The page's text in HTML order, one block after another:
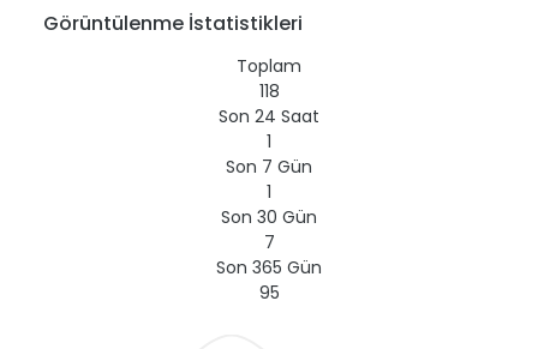
Görüntülenme İstatistikleri
Toplam
118
Son 24 Saat
1
Son 7 Gün
1
Son 30 Gün
7
Son 365 Gün
95